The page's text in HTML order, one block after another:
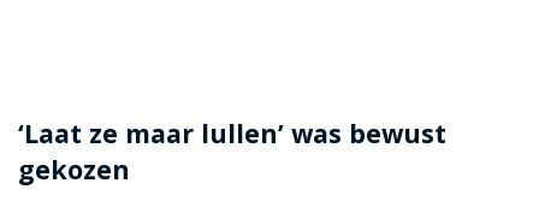
‘Laat ze maar lullen’ was bewust
gekozen